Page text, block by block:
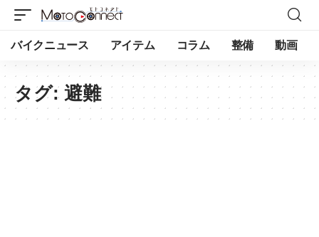
バイクニュース アイテム コラム 整備 動画
タグ: 避難